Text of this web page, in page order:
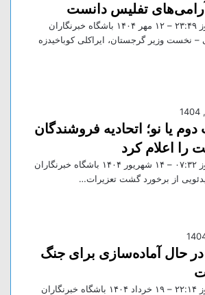
تفلیس دانست
به گزارش کاوک نیوز ۲۳:۴۹ – ۱۲ مهر ۱۴۰۴ باشگاه خبرنگاران
نخست وزیر گرجستان، ایراکلی کوباخیدزه
یا نو؛ اتحادیه فروشندگان
اعلام کرد
به گزارش کاوک نیوز ۰۷:۳۲ – ۱۴ شهريور ۱۴۰۴ باشگاه خبرنگاران
از برخورد گشت تعزیرات…
در حال آماده‌سازی برای جنگ
به گزارش کاوک نیوز ۲۲:۱۴ – ۱۹ خرداد ۱۴۰۴ باشگاه خبرنگاران